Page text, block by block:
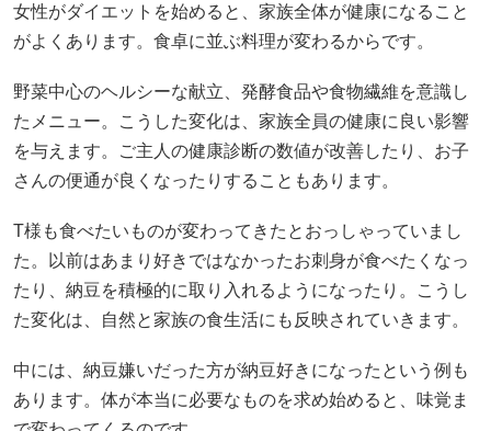
女性がダイエットを始めると、家族全体が健康になること
がよくあります。食卓に並ぶ料理が変わるからです。
野菜中心のヘルシーな献立、発酵食品や食物繊維を意識し
たメニュー。こうした変化は、家族全員の健康に良い影響
を与えます。ご主人の健康診断の数値が改善したり、お子
さんの便通が良くなったりすることもあります。
T様も食べたいものが変わってきたとおっしゃっていまし
た。以前はあまり好きではなかったお刺身が食べたくなっ
たり、納豆を積極的に取り入れるようになったり。こうし
た変化は、自然と家族の食生活にも反映されていきます。
中には、納豆嫌いだった方が納豆好きになったという例も
あります。体が本当に必要なものを求め始めると、味覚ま